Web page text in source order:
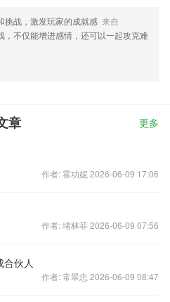
挑战，激发玩家的成就感 来自
，不仅能增进感情，还可以一起攻克难
章 更多
作者: 霍功妮 2026-06-09 17:06
作者: 堵林菲 2026-06-09 07:56
合伙人
作者: 常翠忠 2026-06-09 08:47